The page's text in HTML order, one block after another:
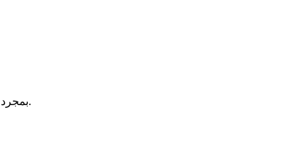
بمجرد أن تكون كل شيء جاهزًا، عليك الإرسال. كما هو مذكور، قم بذلك عبر البريد المسجل. سيكون عنوان الوجهة هو المحافظة أو الدائرة الفرعية المعنية.